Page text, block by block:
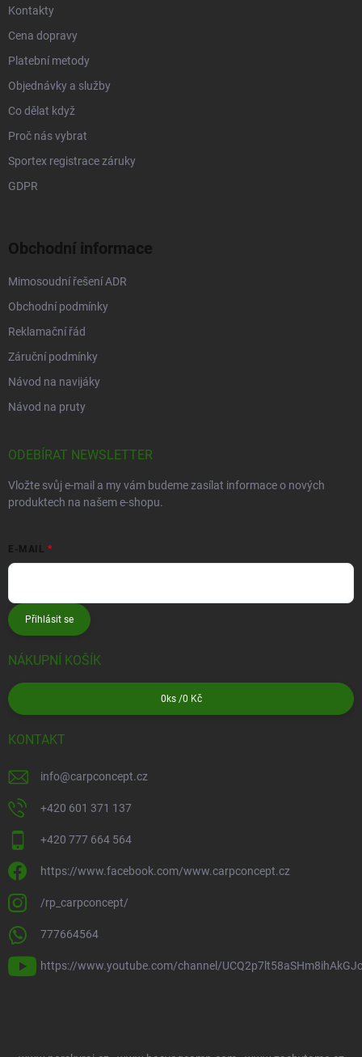
Kontakty
Cena dopravy
Platební metody
Objednávky a služby
Co dělat když
Proč nás vybrat
Sportex registrace záruky
GDPR
Obchodní informace
Mimosoudní řešení ADR
Obchodní podmínky
Reklamační řád
Záruční podmínky
Návod na navijáky
Návod na pruty
ODEBÍRAT NEWSLETTER
Vložte svůj e-mail a my vám budeme zasílat informace o nových
produktech na našem e-shopu.
E-MAIL
Přihlásit se
NÁKUPNÍ KOŠÍK
0 ks /0 Kč
KONTAKT
info@carpconcept.cz
+420 601 371 137
+420 777 664 564
https://www.facebook.com/www.carpconcept.cz
/rp_carpconcept/
777664564
https://www.youtube.com/channel/